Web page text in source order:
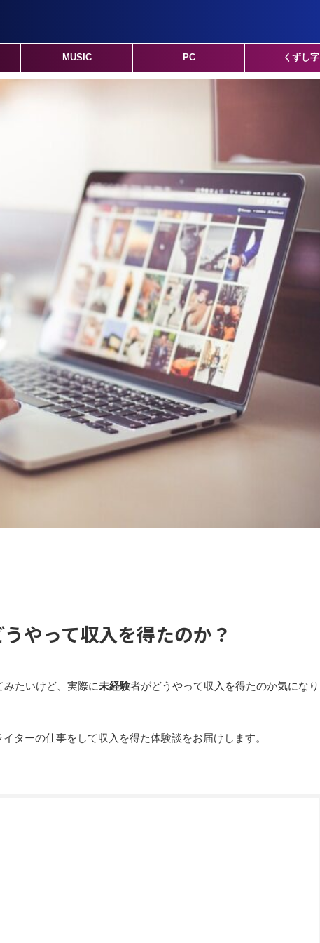
MUSIC PC くずし字
やって収入を得たのか？
みたいけど、実際に未経験者がどうやって収入を得たのか気になり
ターの仕事をして収入を得た体験談をお届けします。